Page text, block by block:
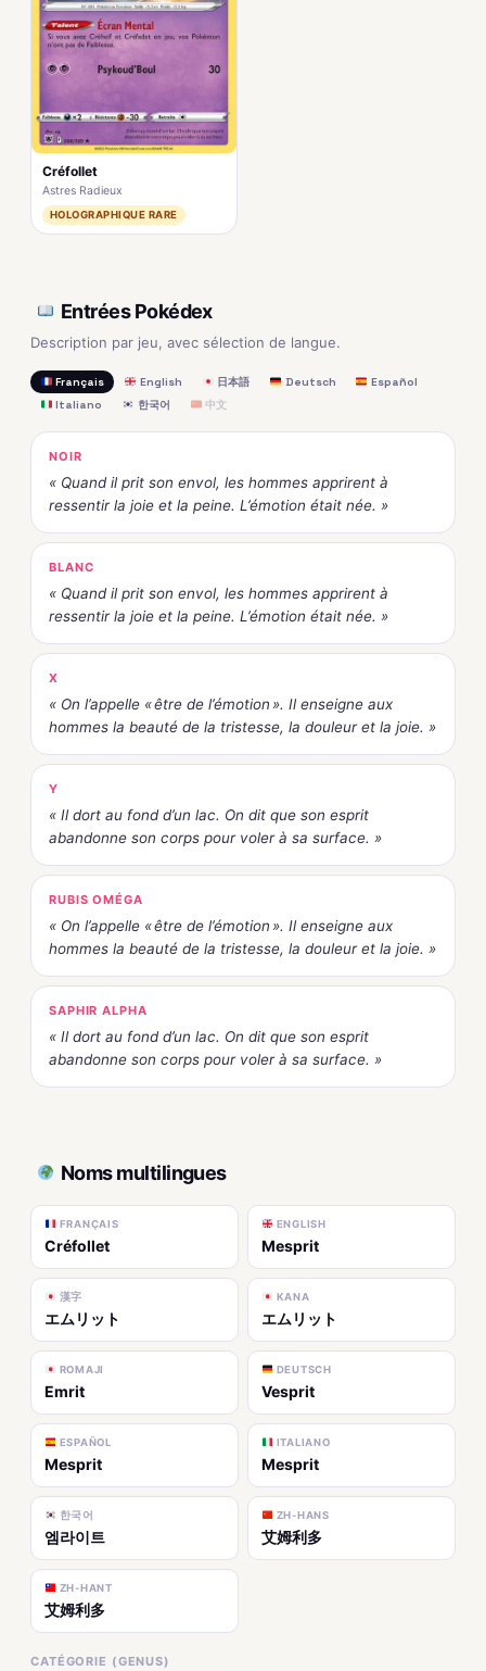
Créfollet
Astres Radieux
HOLOGRAPHIQUE RARE
Entrées Pokédex
Description par jeu, avec sélection de langue.
Français English 日本語 Deutsch
Español
Italiano
한국어 中文
NOIR
« Quand il prit son envol, les hommes apprirent à
ressentir la joie et la peine. L’émotion était née. »
BLANC
« Quand il prit son envol, les hommes apprirent à
ressentir la joie et la peine. L’émotion était née. »
X
« On l’appelle « être de l’émotion ». Il enseigne aux
hommes la beauté de la tristesse, la douleur et la joie. »
Y
« Il dort au fond d’un lac. On dit que son esprit
abandonne son corps pour voler à sa surface. »
RUBIS OMÉGA
« On l’appelle « être de l’émotion ». Il enseigne aux
hommes la beauté de la tristesse, la douleur et la joie. »
SAPHIR ALPHA
« Il dort au fond d’un lac. On dit que son esprit
abandonne son corps pour voler à sa surface. »
Noms multilingues
FRANÇAIS
Créfollet
ENGLISH
Mesprit
漢字
エムリット
KANA
エムリット
ROMAJI
Emrit
DEUTSCH
Vesprit
ESPAÑOL
Mesprit
ITALIANO
Mesprit
한국어
엠라이트
ZH-HANS
艾姆利多
ZH-HANT
艾姆利多
CATÉGORIE (GENUS)